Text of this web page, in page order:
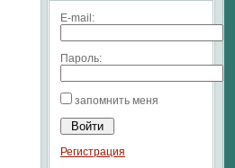
E-mail:
Пароль:
запомнить меня
Регистрация